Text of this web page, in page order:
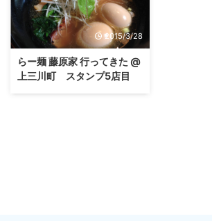
2015/3/28
らー麺 藤原家 行ってきた @
上三川町 スタンプ5店目